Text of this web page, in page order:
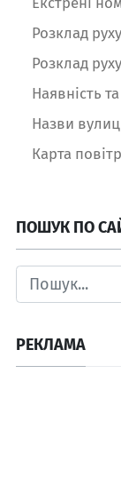
Розклад
Розклад
Наявність
Назви
Карта
ПОШУК ПО
РЕКЛАМА